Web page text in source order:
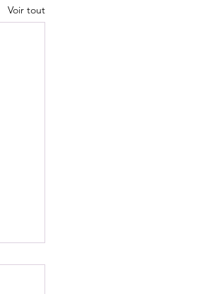
Voir tout